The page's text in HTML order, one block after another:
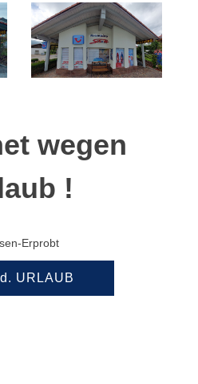
wegen
!
Erprobt
URLAUB